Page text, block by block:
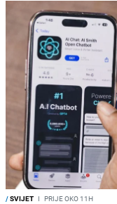
/SVIJET I PRIJE OKO 11H